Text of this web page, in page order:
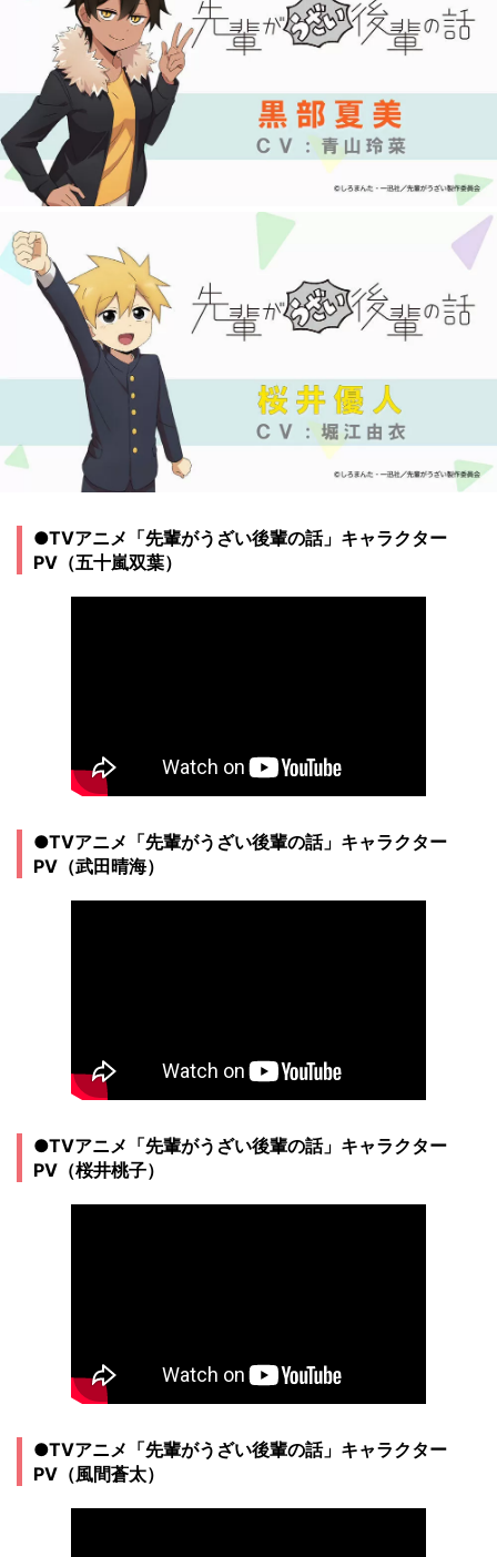
●TVアニメ「先輩がうざい後輩の話」キャラクター
PV（五十嵐双葉）
●TVアニメ「先輩がうざい後輩の話」キャラクター
PV（武田晴海）
●TVアニメ「先輩がうざい後輩の話」キャラクター
PV（桜井桃子）
●TVアニメ「先輩がうざい後輩の話」キャラクター
PV（風間蒼太）